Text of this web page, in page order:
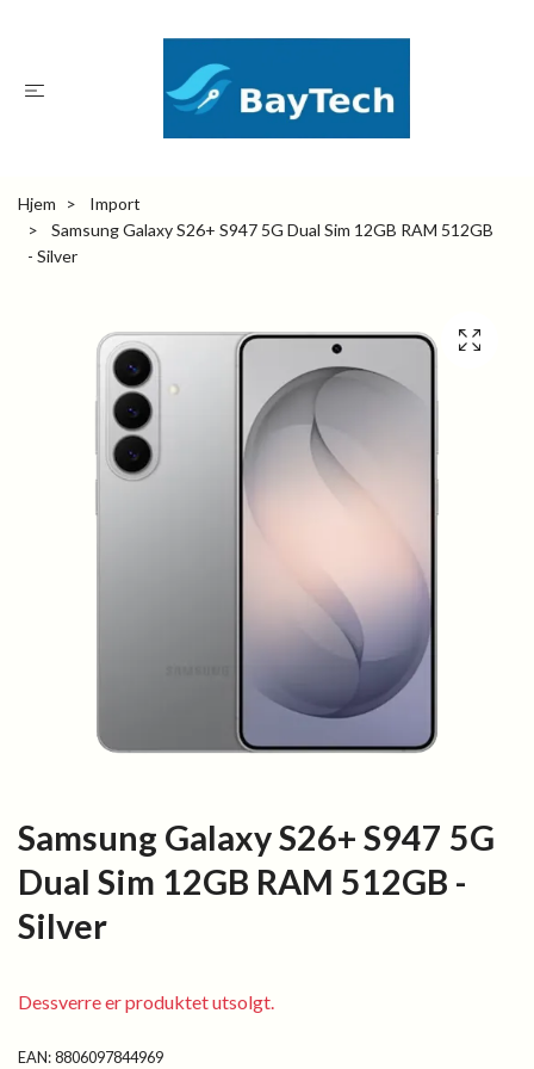
Hjem
Import
Samsung Galaxy S26+ S947 5G Dual Sim 12GB RAM 512GB
- Silver
Samsung Galaxy S26+ S947 5G
Dual Sim 12GB RAM 512GB -
Silver
Dessverre er produktet utsolgt.
EAN:8806097844969